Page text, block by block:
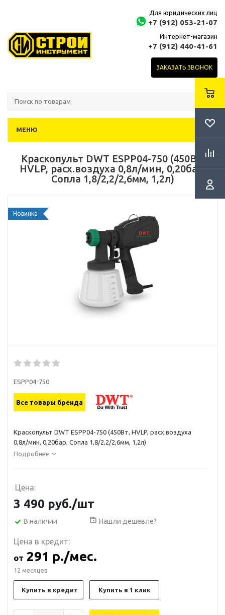
Для юридических лиц
+7 (912) 053-21-07
Интернет-магазин
+7 (912) 440-41-61
ЗАКАЗАТЬ ЗВОНОК
МЕНЮ
Краскопульт DWT ESPP04-750 (450Вт,
HVLP, расх.воздуха 0,8л/мин, 0,20бар,
Сопла 1,8/2,2/2,6мм, 1,2л)
Новинка
ESPP04-750
Все товары бренда
Краскопульт DWT ESPP04-750 (450Вт, HVLP, расх.воздуха
0,8л/мин, 0,20бар, Сопла 1,8/2,2/2,6мм, 1,2л)
Подробнее
Цена:
3 490 руб./шт
В наличии Нашли дешевле?
Цена в кредит:
от 291 р./мес.
12 месяцев
Купить в кредит Купить в 1 клик